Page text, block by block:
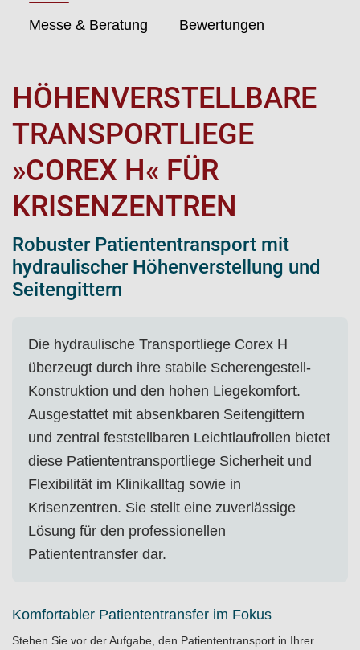
Messe & Beratung Bewertungen
HÖHENVERSTELLBARE
TRANSPORTLIEGE
»COREX H« FÜR
KRISENZENTREN
Robuster Patiententransport mit
hydraulischer Höhenverstellung und
Seitengittern
Die hydraulische Transportliege Corex H
überzeugt durch ihre stabile Scherengestell-
Konstruktion und den hohen Liegekomfort.
Ausgestattet mit absenkbaren Seitengittern
und zentral feststellbaren Leichtlaufrollen bietet
diese Patiententransportliege Sicherheit und
Flexibilität im Klinikalltag sowie in
Krisenzentren. Sie stellt eine zuverlässige
Lösung für den professionellen
Patiententransfer dar.
Komfortabler Patiententransfer im Fokus
Stehen Sie vor der Aufgabe, den Patiententransport in Ihrer